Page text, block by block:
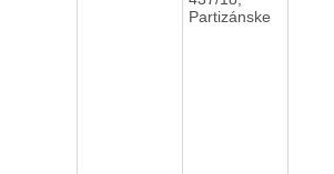
Partizánske